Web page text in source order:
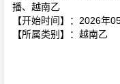
播、越南乙
【开始时间】：2026年
【所属类别】：越南乙